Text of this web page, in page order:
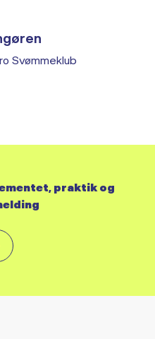
Svømmeklub
praktik og